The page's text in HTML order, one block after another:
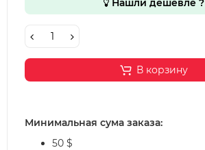
Нашли дешевле ?
В корзину
Минимальная сума заказа:
50 $